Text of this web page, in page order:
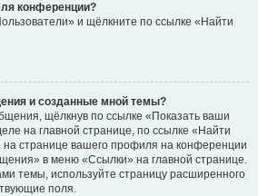
конференции?
и щёлкните по ссылке «Найти
и созданные мной темы?
щёлкнув по ссылке «Показать ваши
на главной странице, по ссылке «Найти
странице вашего профиля на конференции
в меню «Ссылки» на главной странице.
темы, используйте страницу расширенного
поля.